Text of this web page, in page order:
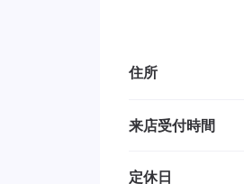
住所
来店受付時間
定休日